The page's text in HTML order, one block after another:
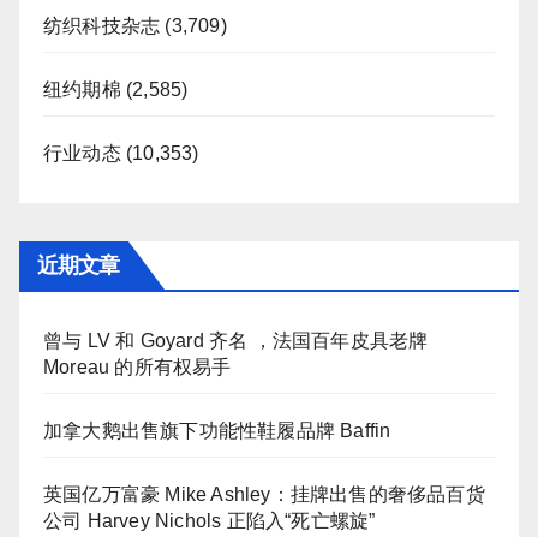
纺织科技杂志 (3,709)
纽约期棉 (2,585)
行业动态(10,353)
近期文章
曾与 LV 和 Goyard 齐名 ，法国百年皮具老牌
Moreau 的所有权易手
加拿大鹅出售旗下功能性鞋履品牌 Baffin
英国亿万富豪 Mike Ashley：挂牌出售的奢侈品百货
公司 Harvey Nichols 正陷入“死亡螺旋”